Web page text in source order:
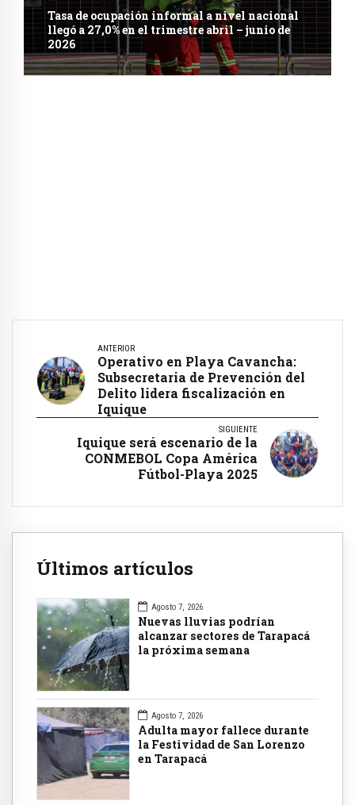
Tasa de ocupación informal a nivel nacional
llegó a 27,0% en el trimestre abril – junio de
2026
ANTERIOR
Operativo en Playa Cavancha:
Subsecretaria de Prevención del
Delito lidera fiscalización en
Iquique
SIGUIENTE
Iquique será escenario de la
CONMEBOL Copa América
Fútbol-Playa 2025
Últimos artículos
Agosto 7, 2026
Nuevas lluvias podrían
alcanzar sectores de Tarapacá
la próxima semana
Agosto 7, 2026
Adulta mayor fallece durante
la Festividad de San Lorenzo
en Tarapacá